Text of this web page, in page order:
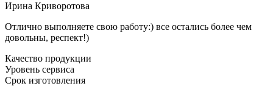
Ирина Криворотова
Отлично выполняете свою работу:) все остались более чем
довольны, респект!)
Качество продукции
Уровень сервиса
Срок изготовления